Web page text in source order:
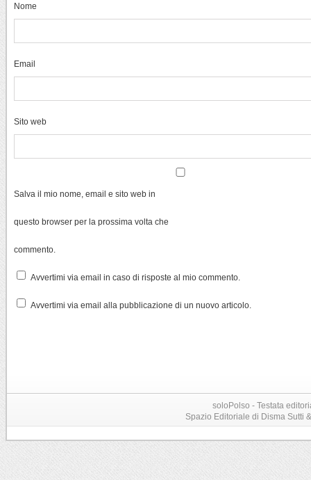
Nome
Email
Sito web
Salva il mio nome, email e sito web in
questo browser per la prossima volta che
commento.
Avvertimi via email in caso di risposte al mio commento.
Avvertimi via email alla pubblicazione di un nuovo articolo.
soloPolso - Testata
Spazio Editoriale di Disma Sutti